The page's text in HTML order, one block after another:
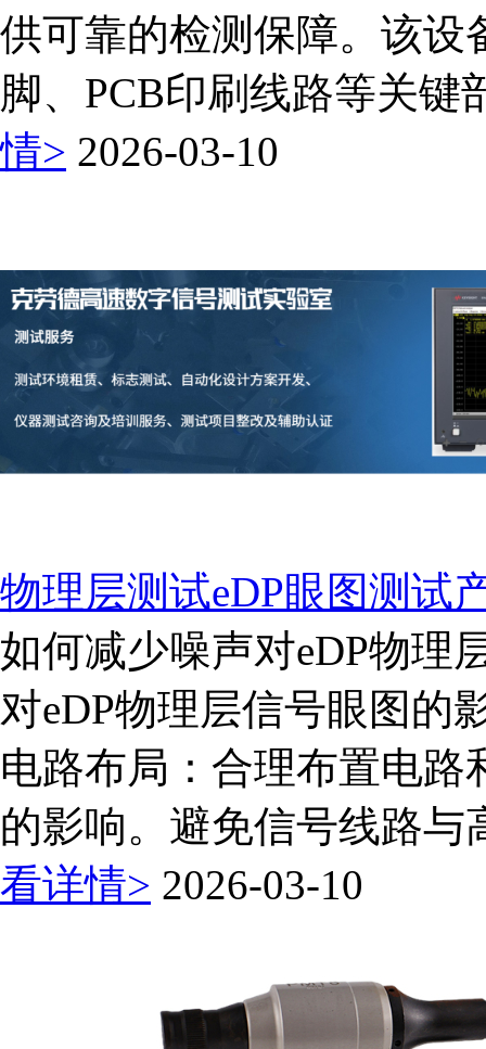
供可靠的检测保障。该设
脚、PCB印刷线路等关
情> 2026-03-10
物理层测试eDP眼图测试
如何减少噪声对eDP物理
对eDP物理层信号眼图的
电路布局：合理布置电
的影响。避免信号线路
看详情> 2026-03-10